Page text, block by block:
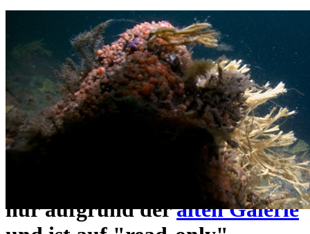
Das Sidemount-Forum ist auf
ein neues Forensystem
umgezogen und wie gewohnt
unterhttps://www.sidemount-
forum.com
erreichbar.
Das alte Forum hier existiert
nur aufgrund deralten Galerie